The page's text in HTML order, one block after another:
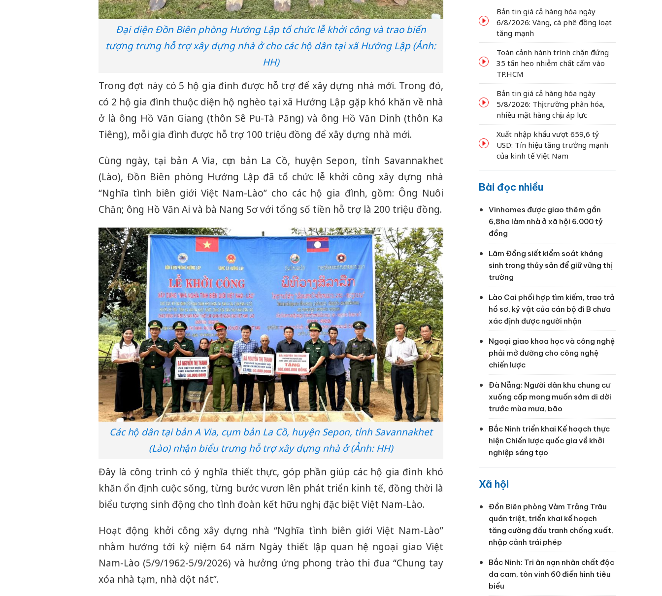
Đại diện Đồn Biên phòng Hướng Lập tổ chức lễ khởi công và trao biển
tượng trưng hỗ trợ xây dựng nhà ở cho các hộ dân tại xã Hướng Lập (Ảnh:
HH)
Trong đợt này có 5 hộ gia đình được hỗ trợ để xây dựng nhà mới. Trong đó,
có 2 hộ gia đình thuộc diện hộ nghèo tại xã Hướng Lập gặp khó khăn về nhà
ở là ông Hồ Văn Giang (thôn Sê Pu-Tà Păng) và ông Hồ Văn Dinh (thôn Ka
Tiêng), mỗi gia đình được hỗ trợ 100 triệu đồng để xây dựng nhà mới.
Cùng ngày, tại bản A Via, cụm bản La Cồ, huyện Sepon, tỉnh Savannakhet
(Lào), Đồn Biên phòng Hướng Lập đã tổ chức lễ khởi công xây dựng nhà
“Nghĩa tình biên giới Việt Nam-Lào” cho các hộ gia đình, gồm: Ông Nuôi
Chăn; ông Hồ Văn Ai và bà Nang Sơ với tổng số tiền hỗ trợ là 200 triệu đồng.
Các hộ dân tại bản A Via, cụm bản La Cồ, huyện Sepon, tỉnh Savannakhet
(Lào) nhận biểu trưng hỗ trợ xây dựng nhà ở (Ảnh: HH)
Đây là công trình có ý nghĩa thiết thực, góp phần giúp các hộ gia đình khó
khăn ổn định cuộc sống, từng bước vươn lên phát triển kinh tế, đồng thời là
biểu tượng sinh động cho tình đoàn kết hữu nghị đặc biệt Việt Nam-Lào.
Hoạt động khởi công xây dựng nhà “Nghĩa tình biên giới Việt Nam-Lào”
nhằm hướng tới kỷ niệm 64 năm Ngày thiết lập quan hệ ngoại giao Việt
Nam-Lào (5/9/1962-5/9/2026) và hưởng ứng phong trào thi đua “Chung tay
xóa nhà tạm, nhà dột nát”.
dầu thế giới bật tăng
Bản tin giá cả hàng hóa ngày
6/8/2026: Vàng, cà phê đồng loạt
tăng mạnh
Toàn cảnh hành trình chặn đứng
35 tấn heo nhiễm chất cấm vào
TP.HCM
Bản tin giá cả hàng hóa ngày
5/8/2026: Thị trường phân hóa,
nhiều mặt hàng chịu áp lực
Xuất nhập khẩu vượt 659,6 tỷ
USD: Tín hiệu tăng trưởng mạnh
của kinh tế Việt Nam
Bài đọc nhiều
Vinhomes được giao thêm gần
6,8ha làm nhà ở xã hội 6.000 tỷ
đồng
Lâm Đồng siết kiểm soát kháng
sinh trong thủy sản để giữ vững thị
trường
Lào Cai phối hợp tìm kiếm, trao trả
hồ sơ, kỷ vật của cán bộ đi B chưa
xác định được người nhận
Ngoại giao khoa học và công nghệ
phải mở đường cho công nghệ
chiến lược
Đà Nẵng: Người dân khu chung cư
xuống cấp mong muốn sớm di dời
trước mùa mưa, bão
Bắc Ninh triển khai Kế hoạch thực
hiện Chiến lược quốc gia về khởi
nghiệp sáng tạo
Xã hội
Đồn Biên phòng Vàm Trảng Trâu
quán triệt, triển khai kế hoạch
tăng cường đấu tranh chống xuất,
nhập cảnh trái phép
Bắc Ninh: Tri ân nạn nhân chất độc
da cam, tôn vinh 60 điển hình tiêu
biểu